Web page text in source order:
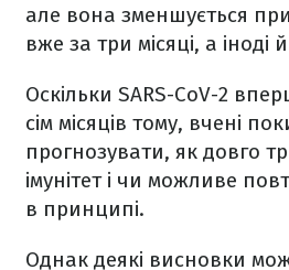
але вона зменшується
вже за три місяці, а іноді
Оскільки SARS-CoV-2
сім місяців тому, вчені
прогнозувати, як довго
імунітет і чи можливе
в принципі.
Однак деякі висновки